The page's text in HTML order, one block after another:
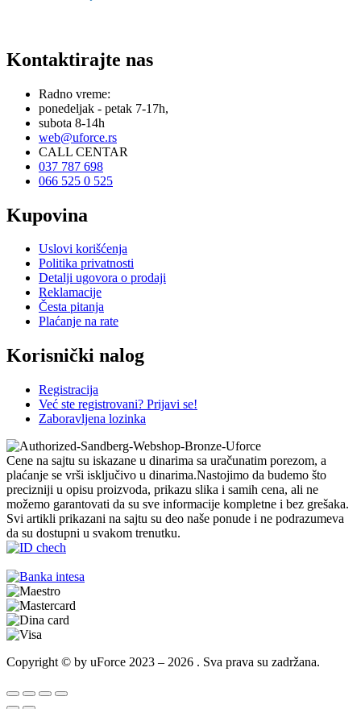
Kontaktirajte nas
Radno vreme:
ponedeljak - petak 7-17h,
subota 8-14h
web@uforce.rs
CALL CENTAR
037 787 698
066 525 0 525
Kupovina
Uslovi korišćenja
Politika privatnosti
Detalji ugovora o prodaji
Reklamacije
Česta pitanja
Plaćanje na rate
Korisnički nalog
Registracija
Već ste registrovani? Prijavi se!
Zaboravljena lozinka
Cene na sajtu su iskazane u dinarima sa uračunatim porezom, a
plaćanje se vrši isključivo u dinarima.Nastojimo da budemo što
precizniji u opisu proizvoda, prikazu slika i samih cena, ali ne
možemo garantovati da su sve informacije kompletne i bez grešaka.
Svi artikli prikazani na sajtu su deo naše ponude i ne podrazumeva
da su dostupni u svakom trenutku.
Copyright © by uForce 2023 – 2026 . Sva prava su zadržana.